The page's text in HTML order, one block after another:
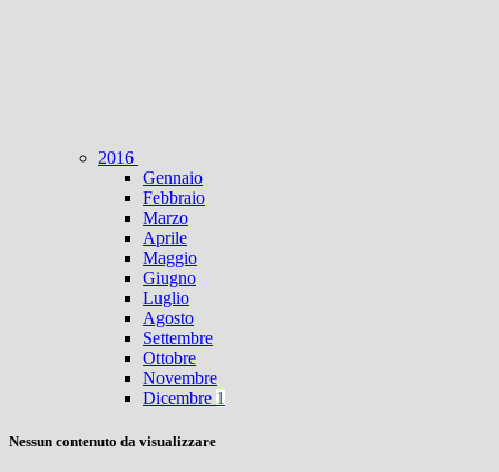
2016
Gennaio
Febbraio
Marzo
Aprile
Maggio
Giugno
Luglio
Agosto
Settembre
Ottobre
Novembre
Dicembre 1
Nessun contenuto da visualizzare